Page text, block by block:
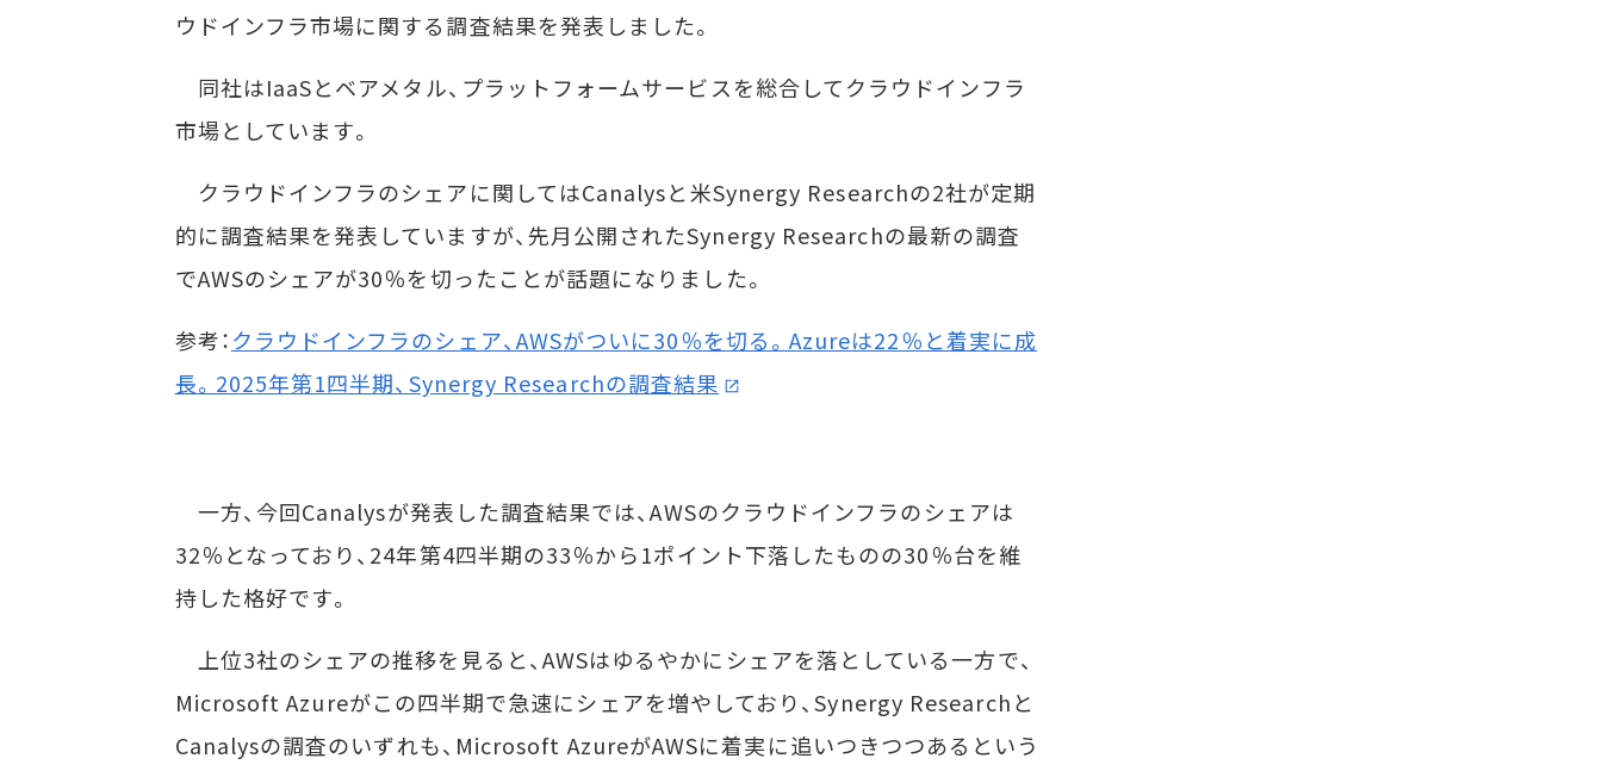
ウドインフラ市場に関する調査結果を発表しました。
同社はIaaSとベアメタル、プラットフォームサービスを総合してクラウドインフラ
市場としています。
クラウドインフラのシェアに関してはCanalysと米Synergy Researchの2社が定期
的に調査結果を発表していますが、先月公開されたSynergy Researchの最新の調査
でAWSのシェアが30％を切ったことが話題になりました。
参考：クラウドインフラのシェア、AWSがついに30％を切る。Azureは22％と着実に成
長。2025年第1四半期、Synergy Researchの調査結果
一方、今回Canalysが発表した調査結果では、AWSのクラウドインフラのシェアは
32％となっており、24年第4四半期の33％から1ポイント下落したものの30％台を維
持した格好です。
上位3社のシェアの推移を見ると、AWSはゆるやかにシェアを落としている一方で、
Microsoft Azureがこの四半期で急速にシェアを増やしており、Synergy Researchと
Canalysの調査のいずれも、Microsoft AzureがAWSに着実に追いつきつつあるという